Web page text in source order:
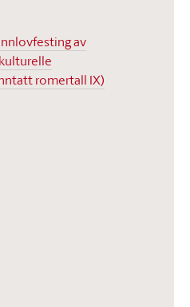
av
romertall IX)